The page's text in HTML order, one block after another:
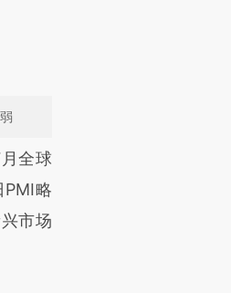
三方
结而
全球
略
市场